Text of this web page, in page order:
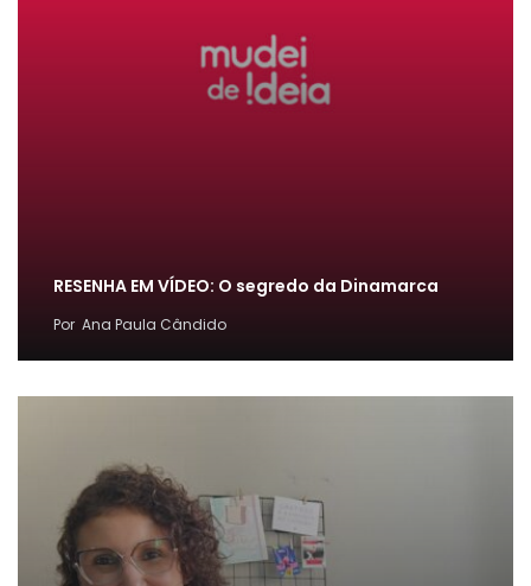
RESENHA EM VÍDEO: O segredo da Dinamarca
Por Ana Paula Cândido